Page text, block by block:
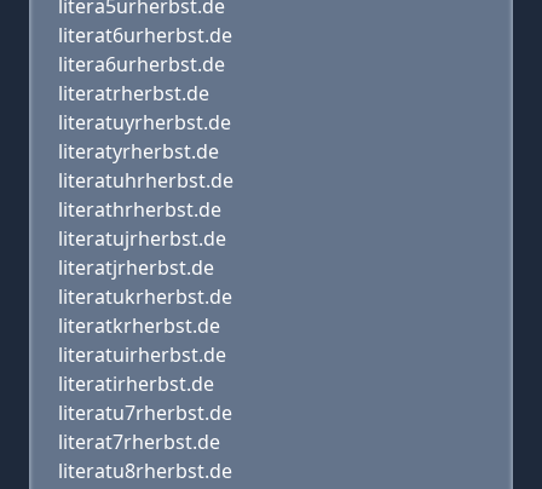
litera5urherbst.de
literat6urherbst.de
litera6urherbst.de
literatrherbst.de
literatuyrherbst.de
literatyrherbst.de
literatuhrherbst.de
literathrherbst.de
literatujrherbst.de
literatjrherbst.de
literatukrherbst.de
literatkrherbst.de
literatuirherbst.de
literatirherbst.de
literatu7rherbst.de
literat7rherbst.de
literatu8rherbst.de